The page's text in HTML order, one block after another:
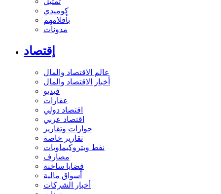
كوميدي
بأقلامهم
مدونات
إقتصاد
عالم الاقتصاد والمال
أخبار الاقتصاد والمال
فيديو
عقارات
اقتصاد دولي
اقتصاد عربي
حوارات وتقارير
تقارير خاصة
نفط وبتروكيماويات
مصارف
قضايا ساخنة
أسواق مالية
أخبار الشركات